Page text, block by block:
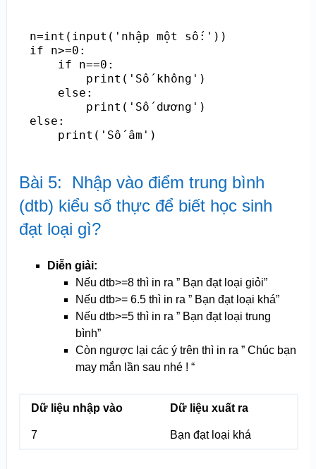
n=int(input('nhập một số:'))
if n>=0:
    if n==0:
        print('Số không')
    else:
        print('Số dương')
else:
    print('Số âm')
Bài 5: Nhập vào điểm trung bình
(dtb) kiểu số thực để biết học sinh
đạt loại gì?
Diễn giải:
Nếu dtb>=8 thì in ra ” Bạn đạt loại giỏi”
Nếu dtb>= 6.5 thì in ra ” Bạn đạt loại khá”
Nếu dtb>=5 thì in ra ” Bạn đạt loại trung
bình”
Còn ngược lại các ý trên thì in ra ” Chúc bạn
may mắn lần sau nhé ! “
Dữ liệu nhập vào Dữ liệu xuất ra
7 Bạn đạt loại khá